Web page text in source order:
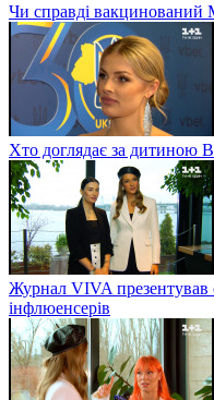
Чи справді
Хто доглядає за дитиною
Журнал VIVA презентував
інфлюенсерів